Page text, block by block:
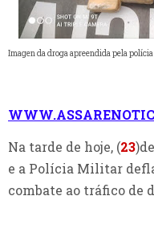
Imagen da droga apreendida pela
Na tarde de hoje, (23
e a Polícia Militar
combate ao tráfico de